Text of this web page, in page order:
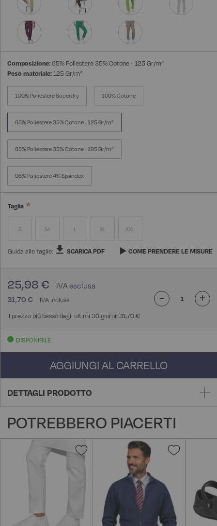
Composizione:65% Poliestere 35% Cotone - 125 Gr/m²
Peso materiale:125 Gr/m²
100% Poliestere Superdry 100% Cotone
65% Poliestere 35% Cotone - 125 Gr/m²
65% Poliestere 35% Cotone - 195 Gr/m²
96% Poliestere 4% Spandex
Taglia
S M L XL XXL
Guida alle taglie: SCARICA PDF COME PRENDERE LE MISURE
31,70 €
25,98 €
Il prezzo più basso degli ultimi 30 giorni: 31,70 €
- +
DISPONIBILE
AGGIUNGI AL CARRELLO
DETTAGLI PRODOTTO
POTREBBERO PIACERTI
Aggiungi
desideri
Aggiungi
desideri